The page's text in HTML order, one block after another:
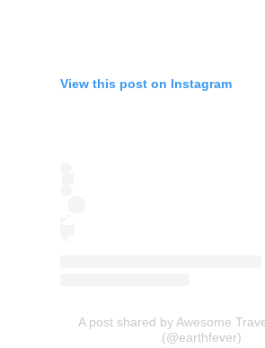
View this post on Instagram
A post shared by Awesome
(@earthfever)